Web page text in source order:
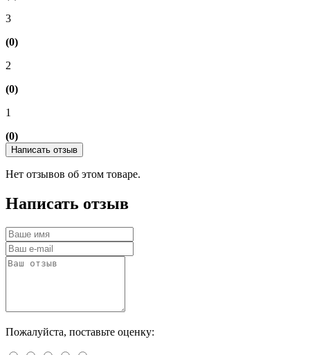
3
(0)
2
(0)
1
(0)
Написать отзыв
Нет отзывов об этом товаре.
Написать отзыв
Пожалуйста, поставьте оценку: